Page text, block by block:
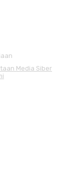
Media Siber